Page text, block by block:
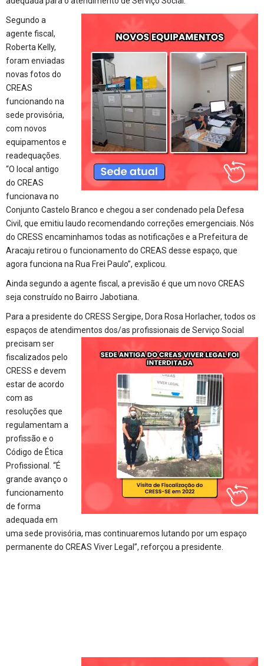
Segundo a
agente fiscal,
Roberta Kelly,
foram enviadas
novas fotos do
CREAS
funcionando na
sede provisória,
com novos
equipamentos e
readequações.
“O local antigo
do CREAS
funcionava no
Conjunto Castelo Branco e chegou a ser condenado pela Defesa
Civil, que emitiu laudo recomendando correções emergenciais. Nós
do CRESS encaminhamos todas as notificações e a Prefeitura de
Aracaju retirou o funcionamento do CREAS desse espaço, que
agora funciona na Rua Frei Paulo”, explicou.
Ainda segundo a agente fiscal, a previsão é que um novo CREAS
seja construído no Bairro Jabotiana.
Para a presidente do CRESS Sergipe, Dora Rosa Horlacher, todos os
espaços de atendimentos dos/as profissionais de Serviço Social
precisam ser
fiscalizados pelo
CRESS e devem
estar de acordo
com as
resoluções que
regulamentam a
profissão e o
Código de Ética
Profissional. “É
grande avanço o
funcionamento
de forma
adequada em
uma sede provisória, mas continuaremos lutando por um espaço
permanente do CREAS Viver Legal”, reforçou a presidente.